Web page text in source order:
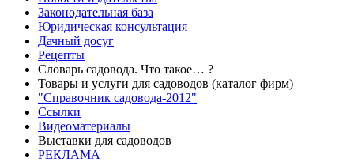
Законодательная база
Юридическая консультация
Дачный досуг
Рецепты
Словарь садовода. Что такое… ?
Товары и услуги для садоводов (каталог фирм)
"Справочник садовода-2012"
Ссылки
Видеоматериалы
Выставки для садоводов
РЕКЛАМА